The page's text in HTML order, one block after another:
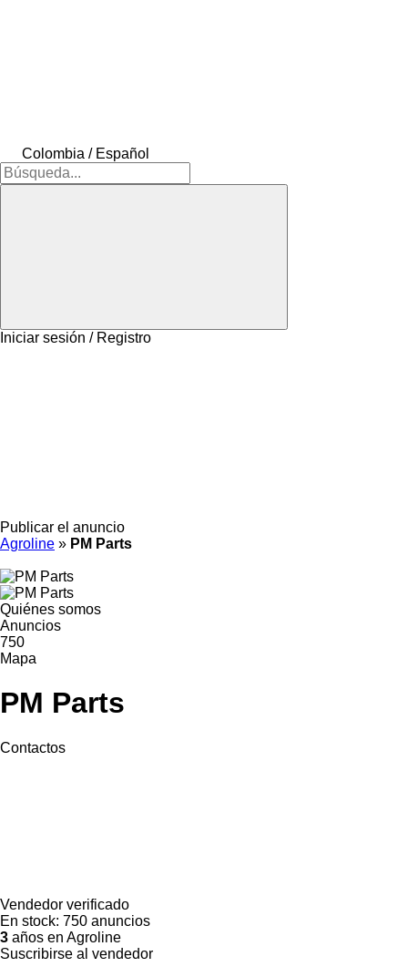
Colombia / Español
Iniciar sesión / Registro
Publicar el anuncio
Agroline » PM Parts
Quiénes somos
Anuncios
750
Mapa
PM Parts
Contactos
Vendedor verificado
En stock: 750 anuncios
3 años en Agroline
Suscribirse al vendedor